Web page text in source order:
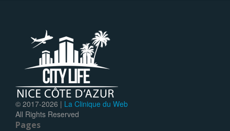
© 2017-2026 | La Clinique du Web
All Rights Reserved
Pages